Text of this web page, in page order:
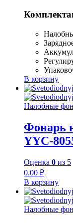
В корзину
Налобные
Фонарь
YYC-
Оценка 0 из 5
0.00 ₽
В корзину
Налобные